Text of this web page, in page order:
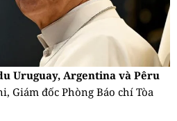
Uruguay, Argentina và Pêru
Giám đốc Phòng Báo chí Tòa